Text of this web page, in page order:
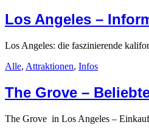
Los Angeles –
Los Angeles: die faszinierende
Alle, Attraktionen, Infos
The Grove –
The Grove in Los Angeles –